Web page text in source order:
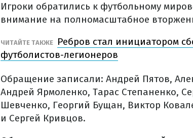
Игроки обратились к футбольному
внимание на полномасштабное
ЧИТАЙТЕ ТАКЖЕ
Ребров стал инициатором
футболистов-легионеров
Обращение записали: Андрей Пятов,
Андрей Ярмоленко, Тарас Степаненко,
Шевченко, Георгий Бущан, Виктор
и Сергей Кривцов.